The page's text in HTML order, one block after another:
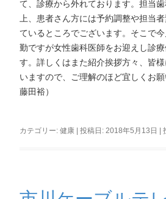
て、診療から外れております。担当
上、患者さん方には予約調整や担当
ているところでございます。そこで
勤ですが女性歯科医師をお迎えし診
す。詳しくはまた紹介挨拶方々、皆
いますので、ご理解のほど宜しく
藤田裕）
カテゴリー:健康 | 投稿日:2018年5月13日 |